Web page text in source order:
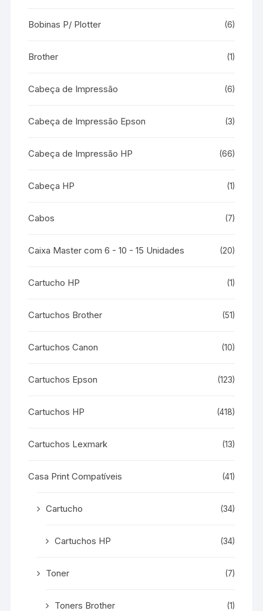
Bobinas P/ Plotter (6)
Brother (1)
Cabeça de Impressão (6)
Cabeça de Impressão Epson (3)
Cabeça de Impressão HP (66)
Cabeça HP (1)
Cabos (7)
Caixa Master com 6 - 10 - 15 Unidades (20)
Cartucho HP (1)
Cartuchos Brother (51)
Cartuchos Canon (10)
Cartuchos Epson (123)
Cartuchos HP (418)
Cartuchos Lexmark (13)
Casa Print Compatíveis (41)
Cartucho (34)
Cartuchos HP (34)
Toner (7)
Toners Brother (1)